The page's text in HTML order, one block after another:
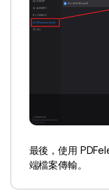
最後，使用
端檔案傳輸。